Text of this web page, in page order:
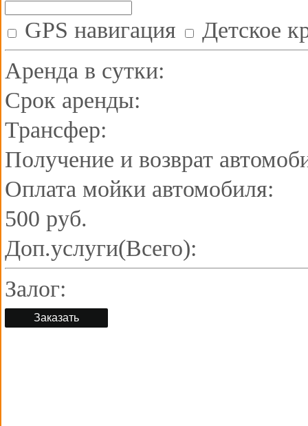
GPS навигация
Детское
Аренда в сутки:
Срок аренды:
Трансфер:
Получение и возврат
Оплата мойки автомобиля:
500 руб.
Доп.услуги(Всего):
Залог:
Заказать